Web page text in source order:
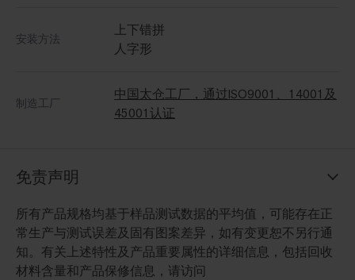
安装方法
上下错拼
人字形
制造工厂
中国太仓工厂，通过ISO9001、14001及
45001认证
免责声明
所有产品规格均基于样品测试数据的平均值，可能存在正
常生产与测试误差及固有图案差异，如有变更恕不另行通
知。有关上述特性及产品重要属性的详细信息，包括回收
材料含量和产品保修信息，请访问